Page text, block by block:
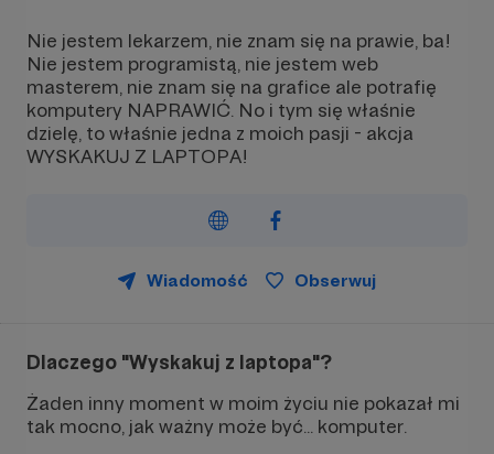
Nie jestem lekarzem, nie znam się na prawie, ba!
Nie jestem programistą, nie jestem web
masterem, nie znam się na grafice ale potrafię
komputery NAPRAWIĆ. No i tym się właśnie
dzielę, to właśnie jedna z moich pasji - akcja
WYSKAKUJ Z LAPTOPA!
Wiadomość Obserwuj
Dlaczego "Wyskakuj z laptopa"?
Żaden inny moment w moim życiu nie pokazał mi
tak mocno, jak ważny może być... komputer.